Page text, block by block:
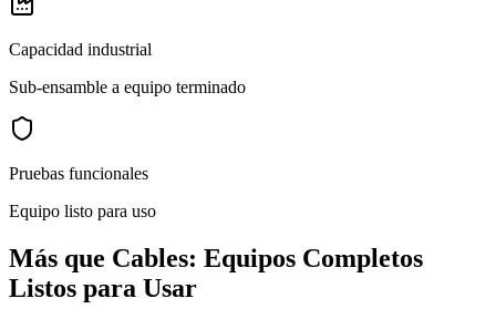
Capacidad industrial
Sub-ensamble a equipo terminado
Pruebas funcionales
Equipo listo para uso
Más que Cables: Equipos Completos
Listos para Usar